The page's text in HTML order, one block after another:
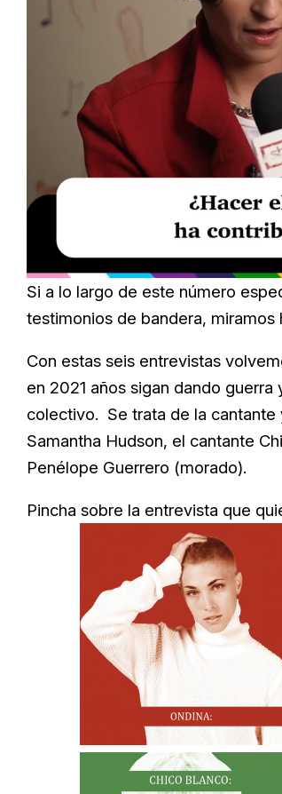
20.99%
Si a lo largo de este número
testimonios de bandera, miramos
Con estas seis entrevistas
en 2021 años sigan dando
colectivo. Se trata de la cantante
Samantha Hudson, el cantante
Penélope Guerrero (morado).
Pincha sobre la entrevista que